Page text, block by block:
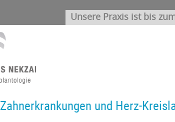
Unsere Praxis ist bis
Zahnerkrankungen und Herz-